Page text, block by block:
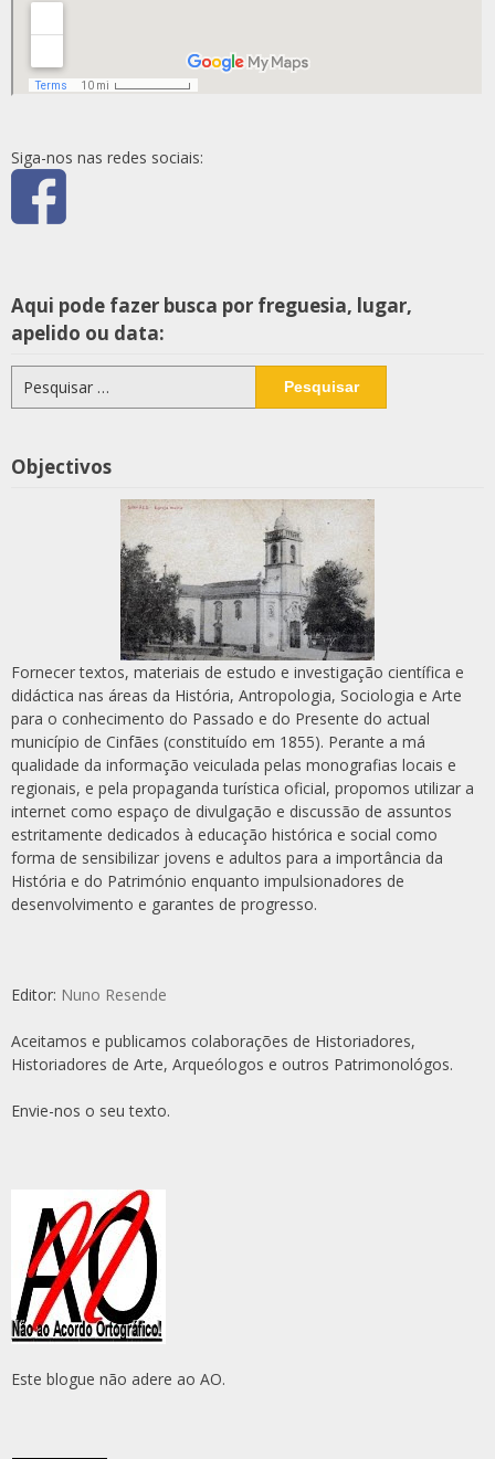
Siga-nos nas redes sociais:
Aqui pode fazer busca por freguesia, lugar,
apelido ou data:
por:
Objectivos
Fornecer textos, materiais de estudo e investigação científica e
didáctica nas áreas da História, Antropologia, Sociologia e Arte
para o conhecimento do Passado e do Presente do actual
município de Cinfães (constituído em 1855). Perante a má
qualidade da informação veiculada pelas monografias locais e
regionais, e pela propaganda turística oficial, propomos utilizar a
internet como espaço de divulgação e discussão de assuntos
estritamente dedicados à educação histórica e social como
forma de sensibilizar jovens e adultos para a importância da
História e do Património enquanto impulsionadores de
desenvolvimento e garantes de progresso.
Editor: Nuno Resende
Aceitamos e publicamos colaborações de Historiadores,
Historiadores de Arte, Arqueólogos e outros Patrimonológos.
Envie-nos o seu texto.
Este blogue não adere ao AO.